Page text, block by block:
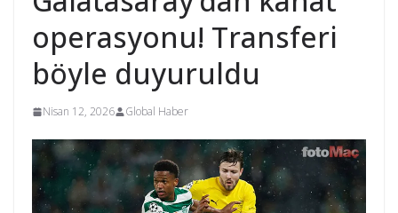
operasyonu! Transferi
böyle duyuruldu
Nisan 12, 2026 Global Haber